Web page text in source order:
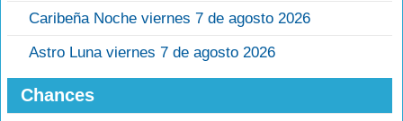
Caribeña Noche viernes 7 de agosto 2026
Astro Luna viernes 7 de agosto 2026
Chances